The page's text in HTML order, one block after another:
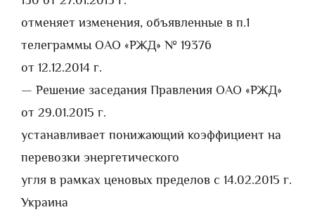
отменяет изменения, объявленные в п.1
телеграммы ОАО «РЖД» № 19376
от 12.12.2014 г.
— Решение заседания Правления ОАО «РЖД»
от 29.01.2015 г.
устанавливает понижающий коэффициент на
перевозки энергетического
угля в рамках ценовых пределов с 14.02.2015 г.
Украина